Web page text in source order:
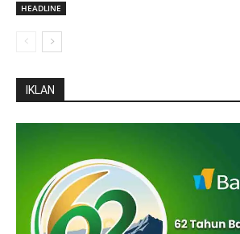
HEADLINE
IKLAN